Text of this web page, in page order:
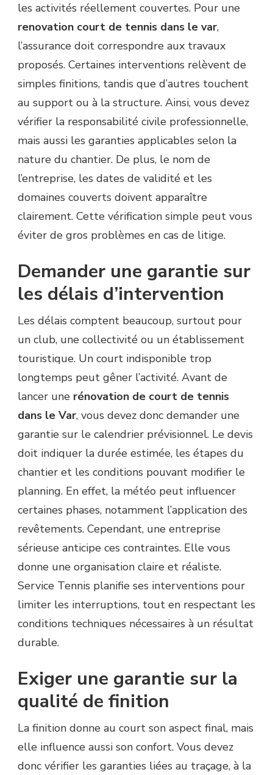
les activités réellement couvertes. Pour une
renovation court de tennis dans le var,
l’assurance doit correspondre aux travaux
proposés. Certaines interventions relèvent de
simples finitions, tandis que d’autres touchent
au support ou à la structure. Ainsi, vous devez
vérifier la responsabilité civile professionnelle,
mais aussi les garanties applicables selon la
nature du chantier. De plus, le nom de
l’entreprise, les dates de validité et les
domaines couverts doivent apparaître
clairement. Cette vérification simple peut vous
éviter de gros problèmes en cas de litige.
Demander une garantie sur
les délais d’intervention
Les délais comptent beaucoup, surtout pour
un club, une collectivité ou un établissement
touristique. Un court indisponible trop
longtemps peut gêner l’activité. Avant de
lancer une rénovation de court de tennis
dans le Var, vous devez donc demander une
garantie sur le calendrier prévisionnel. Le devis
doit indiquer la durée estimée, les étapes du
chantier et les conditions pouvant modifier le
planning. En effet, la météo peut influencer
certaines phases, notamment l’application des
revêtements. Cependant, une entreprise
sérieuse anticipe ces contraintes. Elle vous
donne une organisation claire et réaliste.
Service Tennis planifie ses interventions pour
limiter les interruptions, tout en respectant les
conditions techniques nécessaires à un résultat
durable.
Exiger une garantie sur la
qualité de finition
La finition donne au court son aspect final, mais
elle influence aussi son confort. Vous devez
donc vérifier les garanties liées au traçage, à la